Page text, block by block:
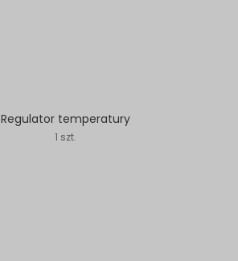
Regulator temperatury
1 szt.